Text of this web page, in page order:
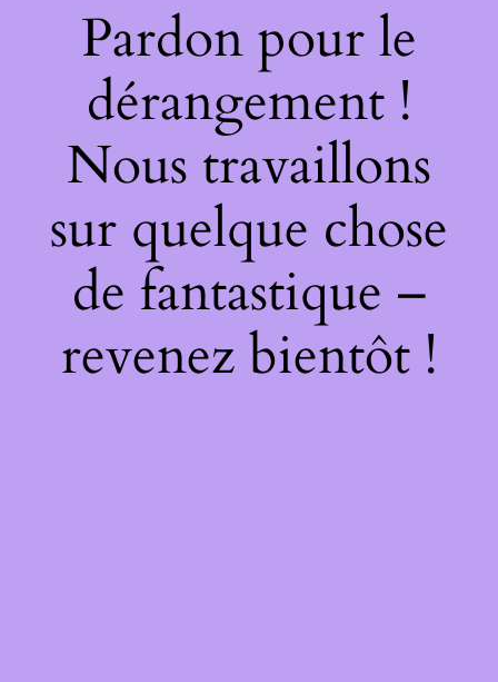
Pardon pour le
dérangement !
Nous travaillons
sur quelque chose
de fantastique –
revenez bientôt !